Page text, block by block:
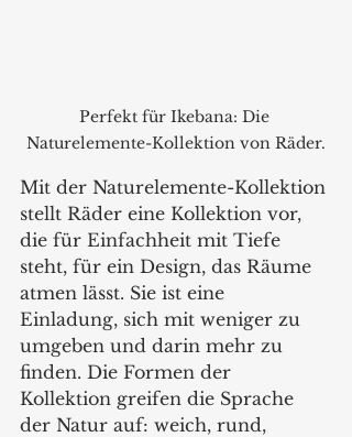
Perfekt für Ikebana: Die
Naturelemente-Kollektion von Räder.
Mit der Naturelemente-Kollektion
stellt Räder eine Kollektion vor,
die für Einfachheit mit Tiefe
steht, für ein Design, das Räume
atmen lässt. Sie ist eine
Einladung, sich mit weniger zu
umgeben und darin mehr zu
finden. Die Formen der
Kollektion greifen die Sprache
der Natur auf: weich, rund,